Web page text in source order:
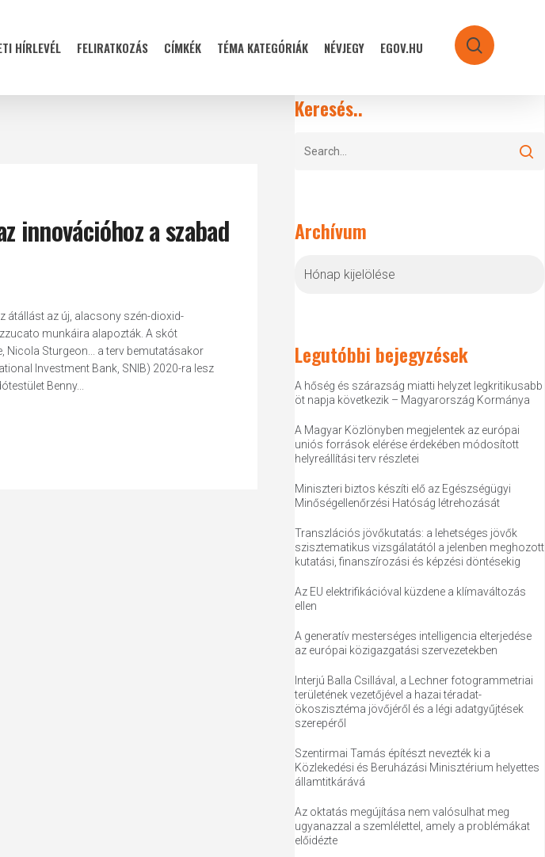
HÍRLEVÉL FELIRATKOZÁS CÍMKÉK TÉMA KATEGÓRIÁK NÉVJEGY EGOV.HU search
innovációhoz a szabad
átállást az új, alacsony szén-dioxid-
munkáira alapozták. A skót
Nicola Sturgeon... a terv bemutatásakor
Investment Bank, SNIB) 2020-ra lesz
Benny...
Keresés..
Archívum
Legutóbbi bejegyzések
A hőség és szárazság miatti helyzet legkritikusabb
öt napja következik – Magyarország Kormánya
A Magyar Közlönyben megjelentek az európai
uniós források elérése érdekében módosított
helyreállítási terv részletei
Miniszteri biztos készíti elő az Egészségügyi
Minőségellenőrzési Hatóság létrehozását
Transzlációs jövőkutatás: a lehetséges jövők
szisztematikus vizsgálatától a jelenben meghozott
kutatási, finanszírozási és képzési döntésekig
Az EU elektrifikációval küzdene a klímaváltozás
ellen
A generatív mesterséges intelligencia elterjedése
az európai közigazgatási szervezetekben
Interjú Balla Csillával, a Lechner fotogrammetriai
területének vezetőjével a hazai téradat-
ökoszisztéma jövőjéről és a légi adatgyűjtések
szerepéről
Szentirmai Tamás építészt nevezték ki a
Közlekedési és Beruházási Minisztérium helyettes
államtitkárává
Az oktatás megújítása nem valósulhat meg
ugyanazzal a szemlélettel, amely a problémákat
előidézte